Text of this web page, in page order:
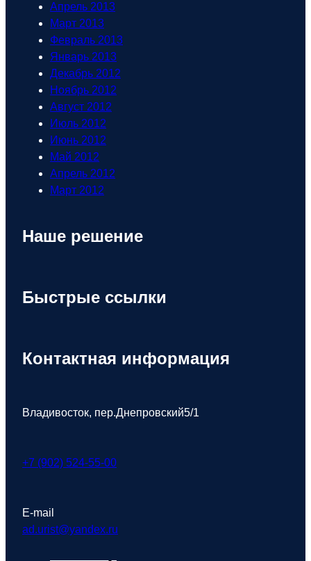
Апрель 2013
Март 2013
Февраль 2013
Январь 2013
Декабрь 2012
Ноябрь 2012
Август 2012
Июль 2012
Июнь 2012
Май 2012
Апрель 2012
Март 2012
Наше решение
Быстрые ссылки
Контактная информация
Владивосток, пер.Днепровский5/1
+7 (902) 524-55-00
E-mail
ad.urist@yandex.ru